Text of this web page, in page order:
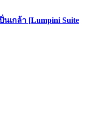
เกล้า [Lumpini Suite